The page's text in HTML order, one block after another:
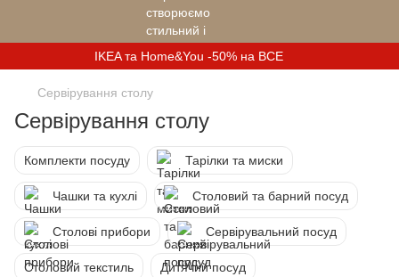
IKEA та Home&You -50% на ВСЕ
Сервірування столу
Сервірування столу
Комплекти посуду Тарілки та миски
Чашки та кухлі Столовий та барний посуд
Столові прибори Сервірувальний посуд
Столовий текстиль Дитячий посуд